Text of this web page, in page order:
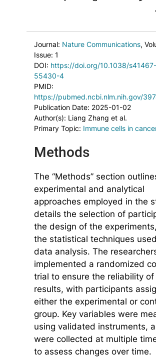
Journal: Nature Communications,
Issue: 1
DOI: https://doi.org/10.1038/
55430-4
PMID:
https://pubmed.ncbi.nlm.nih.gov/
Publication Date: 2025-01-02
Author(s): Liang Zhang et al.
Primary Topic: Immune cells in
Methods
The “Methods” section
experimental and analytical
approaches employed in the
details the selection of
the design of the
the statistical techniques
data analysis. The
implemented a randomized
trial to ensure the reliability of
results, with participants
either the experimental or
group. Key variables were
using validated instruments,
were collected at multiple
to assess changes over time.